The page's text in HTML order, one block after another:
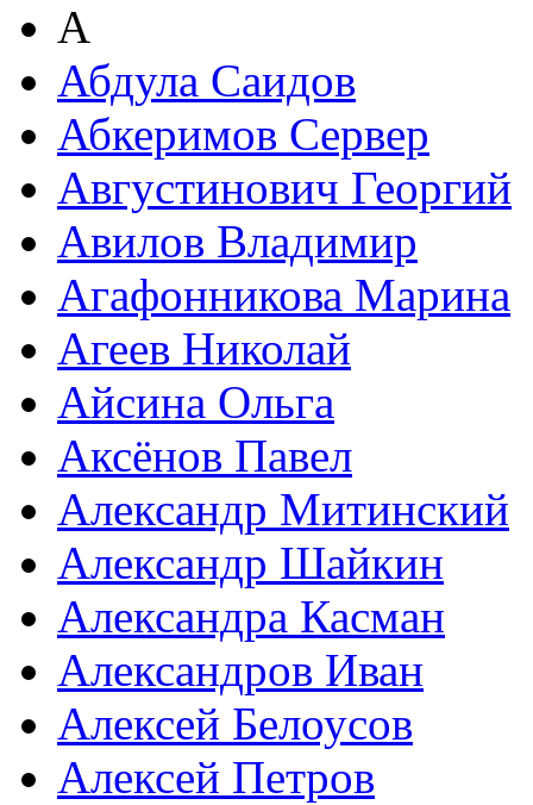
А
Абдула Саидов
Абкеримов Сервер
Августинович Георгий
Авилов Владимир
Агафонникова Марина
Агеев Николай
Айсина Ольга
Аксёнов Павел
Александр Митинский
Александр Шайкин
Александра Касман
Александров Иван
Алексей Белоусов
Алексей Петров